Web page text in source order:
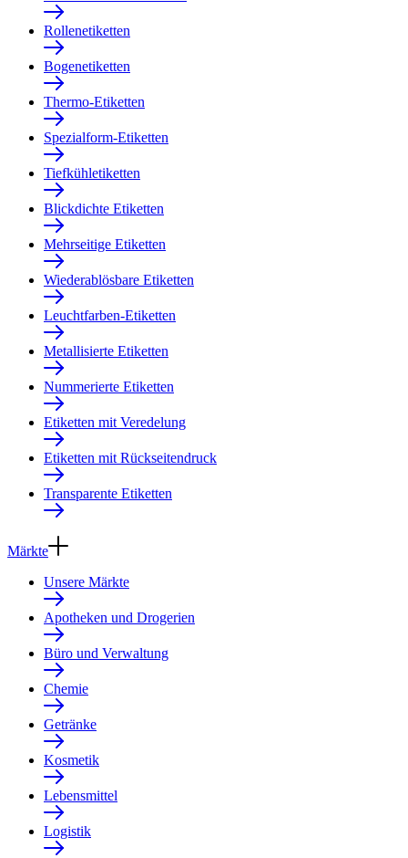
Rollenetiketten
Bogenetiketten
Thermo-Etiketten
Spezialform-Etiketten
Tiefkühletiketten
Blickdichte Etiketten
Mehrseitige Etiketten
Wiederablösbare Etiketten
Leuchtfarben-Etiketten
Metallisierte Etiketten
Nummerierte Etiketten
Etiketten mit Veredelung
Etiketten mit Rückseitendruck
Transparente Etiketten
Märkte
Unsere Märkte
Apotheken und Drogerien
Büro und Verwaltung
Chemie
Getränke
Kosmetik
Lebensmittel
Logistik